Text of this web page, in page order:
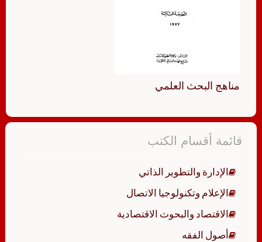
مناهج البحث العلمي
قائمة أقسام الكتب
الإدارة والتطوير الذاتي
الإعلام وتكنولوجيا الاتصال
الاقتصاد والبحوث الاقتصادية
أصول الفقه